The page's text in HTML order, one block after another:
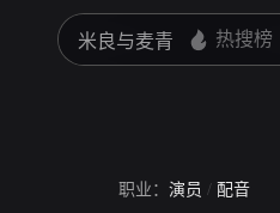
职业： 演员 / 配音